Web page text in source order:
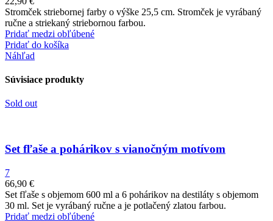
Stromček striebornej farby o výške 25,5 cm. Stromček je vyrábaný
ručne a striekaný striebornou farbou.
Pridať medzi obľúbené
Pridať do košíka
Náhľad
Súvisiace produkty
Sold out
Set fľaše a pohárikov s vianočným motívom
7
66,90 €
Set fľaše s objemom 600 ml a 6 pohárikov na destiláty s objemom
30 ml. Set je vyrábaný ručne a je potlačený zlatou farbou.
Pridať medzi obľúbené